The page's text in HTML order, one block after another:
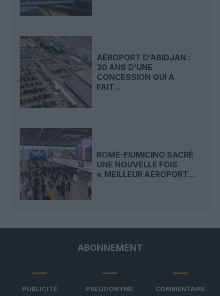
AÉROPORT D’ABIDJAN :
30 ANS D’UNE
CONCESSION QUI A
FAIT...
ROME-FIUMICINO SACRÉ
UNE NOUVELLE FOIS
« MEILLEUR AÉROPORT...
ABONNEMENT
PUBLICITÉ
PSEUDONYME
COMMENTAIRE